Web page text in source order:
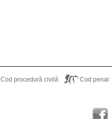
Cod procedură civilă Cod penal